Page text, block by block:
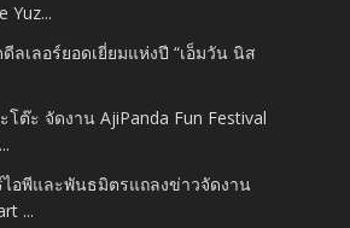
Yuz...
ลเลอร์ยอดเยี่ยมแห่งปี “เอ็มวัน นิส
โต๊ะ จัดงาน AjiPanda Fun Festival
ไอพีและพันธมิตรแถลงข่าวจัดงาน
...